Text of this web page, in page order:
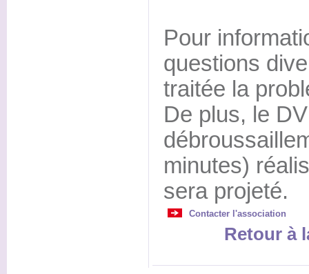
Pour
questions
traitée la
De plus, le
minutes)
sera projeté.
Contacter l'association
Retour à